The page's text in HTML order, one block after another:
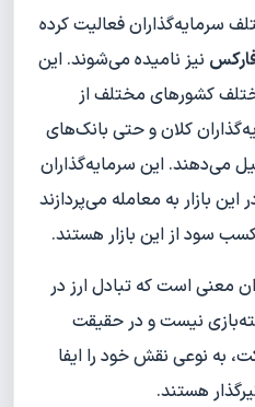
سرمایه‌گذاران فعالیت کرده
فارکس نیز نامیده می‌شوند. این
کشورهای مختلف از
کلان و حتی بانک‌های
می‌دهند. این سرمایه‌گذاران
این بازار به معامله می‌پردازند
سود از این بازار هستند.
معنی است که تبادل ارز در
نیست و در حقیقت
به نوعی نقش خود را ایفا
هستند.